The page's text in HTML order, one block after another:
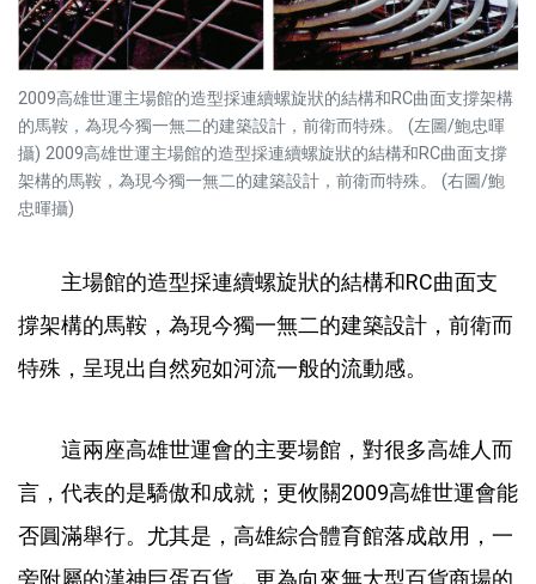
2009高雄世運主場館的造型採連續螺旋狀的結構和RC曲面支撐架構
的馬鞍，為現今獨一無二的建築設計，前衛而特殊。 (左圖/鮑忠暉
攝) 2009高雄世運主場館的造型採連續螺旋狀的結構和RC曲面支撐
架構的馬鞍，為現今獨一無二的建築設計，前衛而特殊。 (右圖/鮑
忠暉攝)
主場館的造型採連續螺旋狀的結構和RC曲面支
撐架構的馬鞍，為現今獨一無二的建築設計，前衛而
特殊，呈現出自然宛如河流一般的流動感。
這兩座高雄世運會的主要場館，對很多高雄人而
言，代表的是驕傲和成就；更攸關2009高雄世運會能
否圓滿舉行。尤其是，高雄綜合體育館落成啟用，一
旁附屬的漢神巨蛋百貨，更為向來無大型百貨商場的